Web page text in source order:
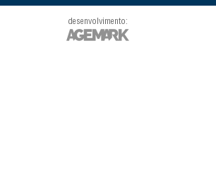
desenvolvimento: